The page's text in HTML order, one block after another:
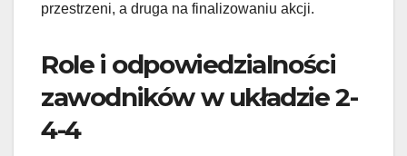
przestrzeni, a druga na finalizowaniu akcji.
Role i odpowiedzialności
zawodników w układzie 2-
4-4